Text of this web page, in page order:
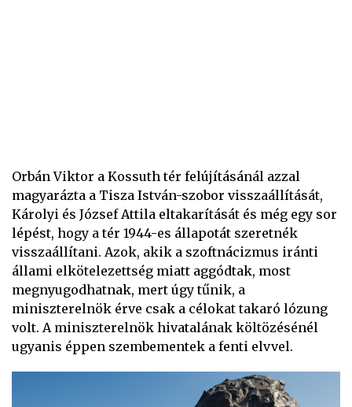
Orbán Viktor a Kossuth tér felújításánál azzal
magyarázta a Tisza István-szobor visszaállítását,
Károlyi és József Attila eltakarítását és még egy sor
lépést, hogy a tér 1944-es állapotát szeretnék
visszaállítani. Azok, akik a szoftnácizmus iránti
állami elkötelezettség miatt aggódtak, most
megnyugodhatnak, mert úgy tűnik, a
miniszterelnök érve csak a célokat takaró lózung
volt. A miniszterelnök hivatalának költözésénél
ugyanis éppen szembementek a fenti elvvel.